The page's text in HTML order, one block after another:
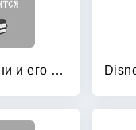
Disney: Винни и его друзья. Водная раскраска